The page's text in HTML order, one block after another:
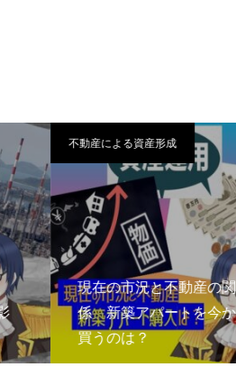
不動産による資産形成
現在の市況と不動産の関
係 新築アパートを今から
買うのは？